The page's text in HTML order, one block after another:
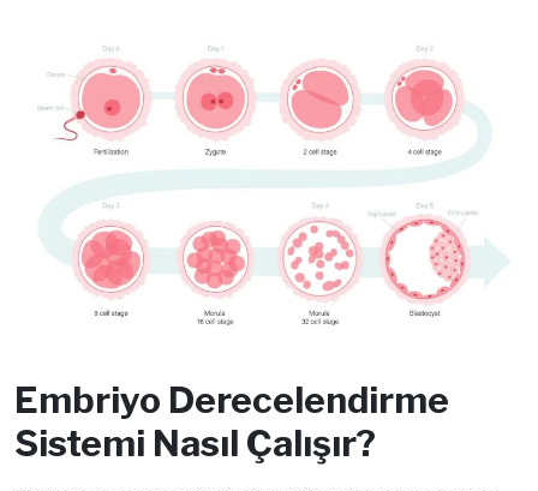
Embriyo Derecelendirme
Sistemi Nasıl Çalışır?